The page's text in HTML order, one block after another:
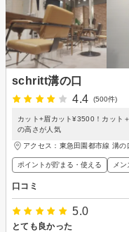
schritt溝の口
4.4
(500件)
カット+眉カット¥3500！カッ
の高さが人気
アクセス：東急田園都市線 溝
ポイントが貯まる・使える メ
口コミ
5.0
とても良かった